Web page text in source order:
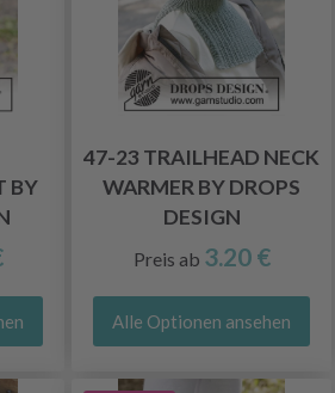
BY
47-23 TRAILHEAD NECK
WARMER BY DROPS
DESIGN
Preis ab 3.20 €
Alle Optionen ansehen